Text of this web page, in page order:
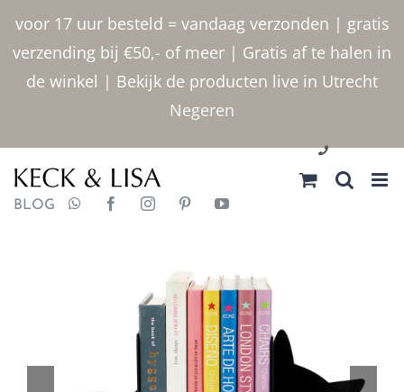
voor 17 uur besteld = vandaag verzonden | gratis
verzending bij €50,- of meer | Gratis af te halen in
de winkel | Bekijk de producten live in Utrecht
Negeren
inhoud
030 2400000
BLOG